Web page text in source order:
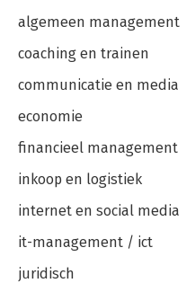
algemeen management
coaching en trainen
communicatie en media
economie
financieel management
inkoop en logistiek
internet en social media
it-management / ict
juridisch